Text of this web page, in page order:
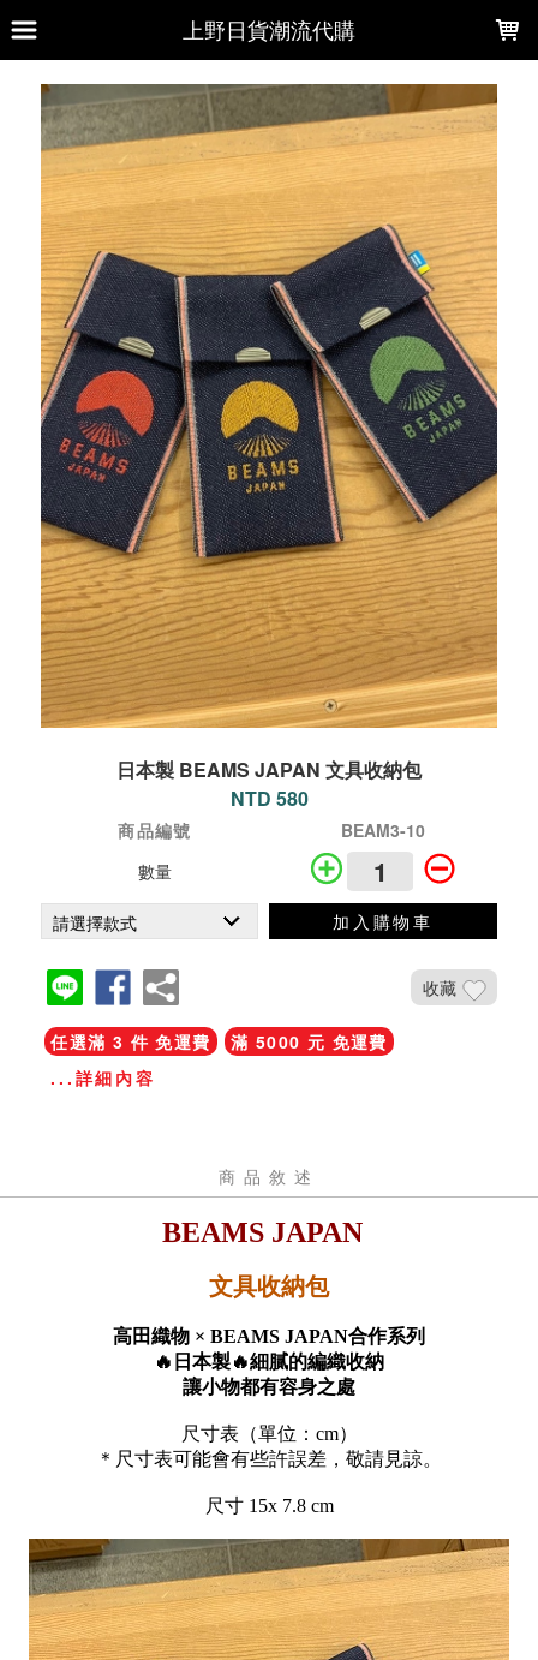
上野日貨潮流代購
日本製 BEAMS JAPAN 文具收納包
NTD 580
商品編號
BEAM3-10
數量
加入購物車
收藏
任選滿 3 件 免運費
滿 5000 元 免運費
...詳細內容
商品敘述